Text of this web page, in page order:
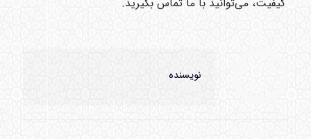
کیفیت، می‌توانید با ما تماس بگیرید.
نویسنده